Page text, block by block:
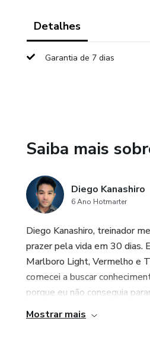
Detalhes
Garantia de 7 dias
Saiba mais
Diego Kanashiro
6 Ano Hotmarter
Diego Kanashiro, treinador
prazer pela vida em 30 dias.
Marlboro Light, Vermelho e
comecei a buscar
porque eu não conseguia
Mostrar mais